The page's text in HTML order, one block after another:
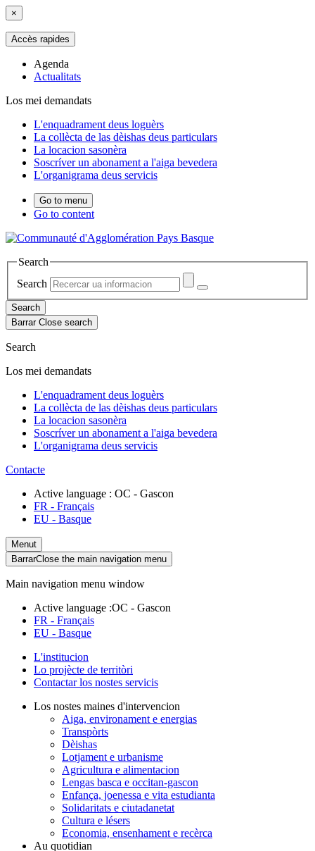
×
Accès rapides
Agenda
Actualitats
Los mei demandats
L'enquadrament deus loguèrs
La collècta de las dèishas deus particulars
La locacion sasonèra
Soscríver un abonament a l'aiga bevedera
L'organigrama deus servicis
Go to menu
Go to content
Search
Search
Search
Barrar Close search
Search
Los mei demandats
L'enquadrament deus loguèrs
La collècta de las dèishas deus particulars
La locacion sasonèra
Soscríver un abonament a l'aiga bevedera
L'organigrama deus servicis
Contacte
Active language : OC - Gascon
FR - Français
EU - Basque
Menut
BarrarClose the main navigation menu
Main navigation menu window
Active language :OC - Gascon
FR - Français
EU - Basque
L'institucion
Lo projècte de territòri
Contactar los nostes servicis
Los nostes maines d'intervencion
Aiga, environament e energias
Transpòrts
Dèishas
Lotjament e urbanisme
Agricultura e alimentacion
Lengas basca e occitan-gascon
Enfança, joenessa e vita estudianta
Solidaritats e ciutadanetat
Cultura e lésers
Economia, ensenhament e recèrca
Au quotidian